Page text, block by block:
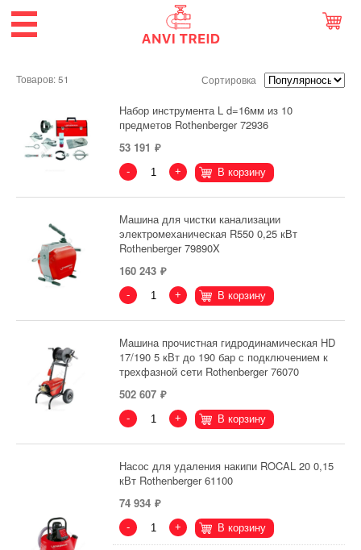
Товаров: 51 Сортировка
Набор инструмента L d=16мм из 10
предметов Rothenberger 72936
53 191
- + В корзину
Машина для чистки канализации
электромеханическая R550 0,25 кВт
Rothenberger 79890X
160 243
- + В корзину
Машина прочистная гидродинамическая HD
17/190 5 кВт до 190 бар с подключением к
трехфазной сети Rothenberger 76070
502 607
- + В корзину
Насос для удаления накипи ROCAL 20 0,15
кВт Rothenberger 61100
74 934
- + В корзину